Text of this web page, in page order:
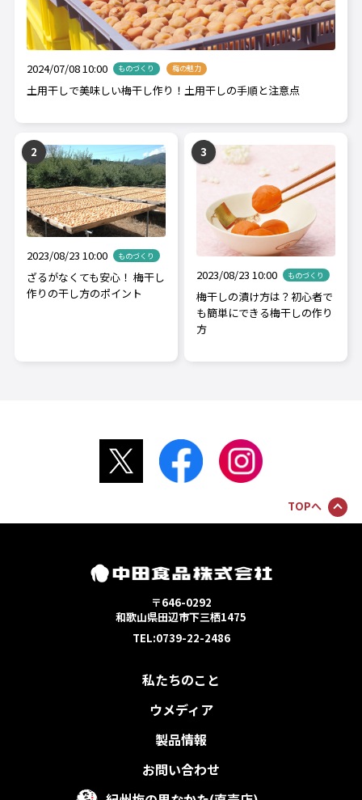
2024/07/08 10:00 ものづくり 梅の魅力
土用干しで美味しい梅干し作り！土用干しの手順と注意点
2023/08/23 10:00 ものづくり
ざるがなくても安心！ 梅干し
作りの干し方のポイント
2023/08/23 10:00 ものづくり
梅干しの漬け方は？初心者で
も簡単にできる梅干しの作り
方
TOPへ
〒646-0292
和歌山県田辺市下三栖1475
TEL:0739-22-2486
私たちのこと
ウメディア
製品情報
お問い合わせ